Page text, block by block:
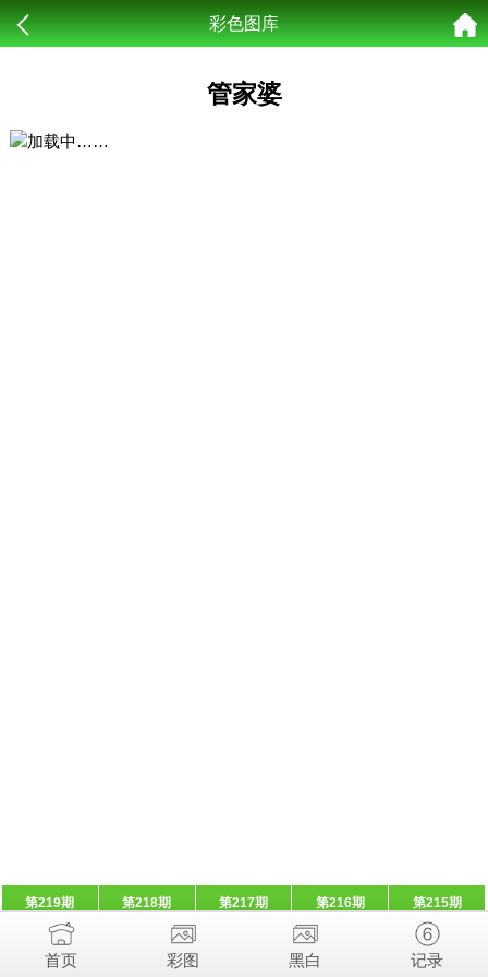
彩色图库
管家婆
第219期 第218期 第217期 第216期 第215期
首页 彩图 黑白 记录